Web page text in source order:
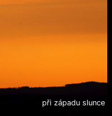
při západu slunce